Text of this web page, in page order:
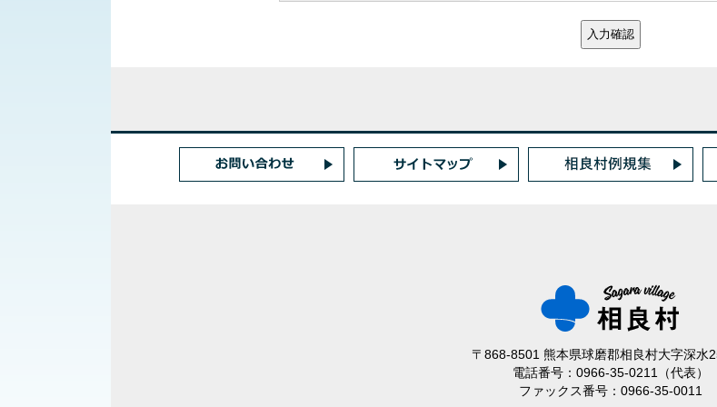
〒868-8501 熊本県球磨郡相良村大字深水
電話番号：0966-35-0211（代表）
ファックス番号：0966-35-0011